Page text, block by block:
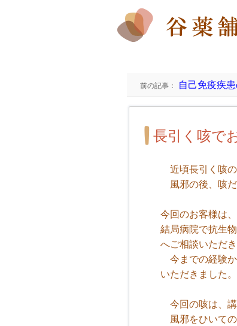
前の記事： 自己免疫疾
長引く咳で
近頃長引く咳の
風邪の後、咳だ
今回のお客様は
結局病院で抗生
へご相談いただ
今までの経験
いただきました。
今回の咳は、講
風邪をひいての